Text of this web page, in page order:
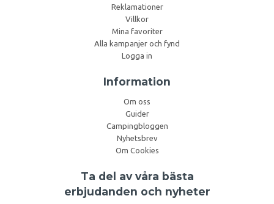
Reklamationer
Villkor
Mina favoriter
Alla kampanjer och fynd
Logga in
Information
Om oss
Guider
Campingbloggen
Nyhetsbrev
Om Cookies
Ta del av våra bästa
erbjudanden och nyheter